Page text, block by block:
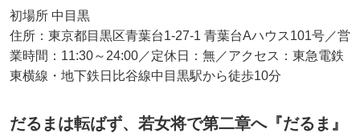
初場所 中目黒
住所：東京都目黒区青葉台1-27-1 青葉台Aハウス101号／営
業時間：11:30～24:00／定休日：無／アクセス：東急電鉄
東横線・地下鉄日比谷線中目黒駅から徒歩10分
だるまは転ばず、若女将で第二章へ『だるま』